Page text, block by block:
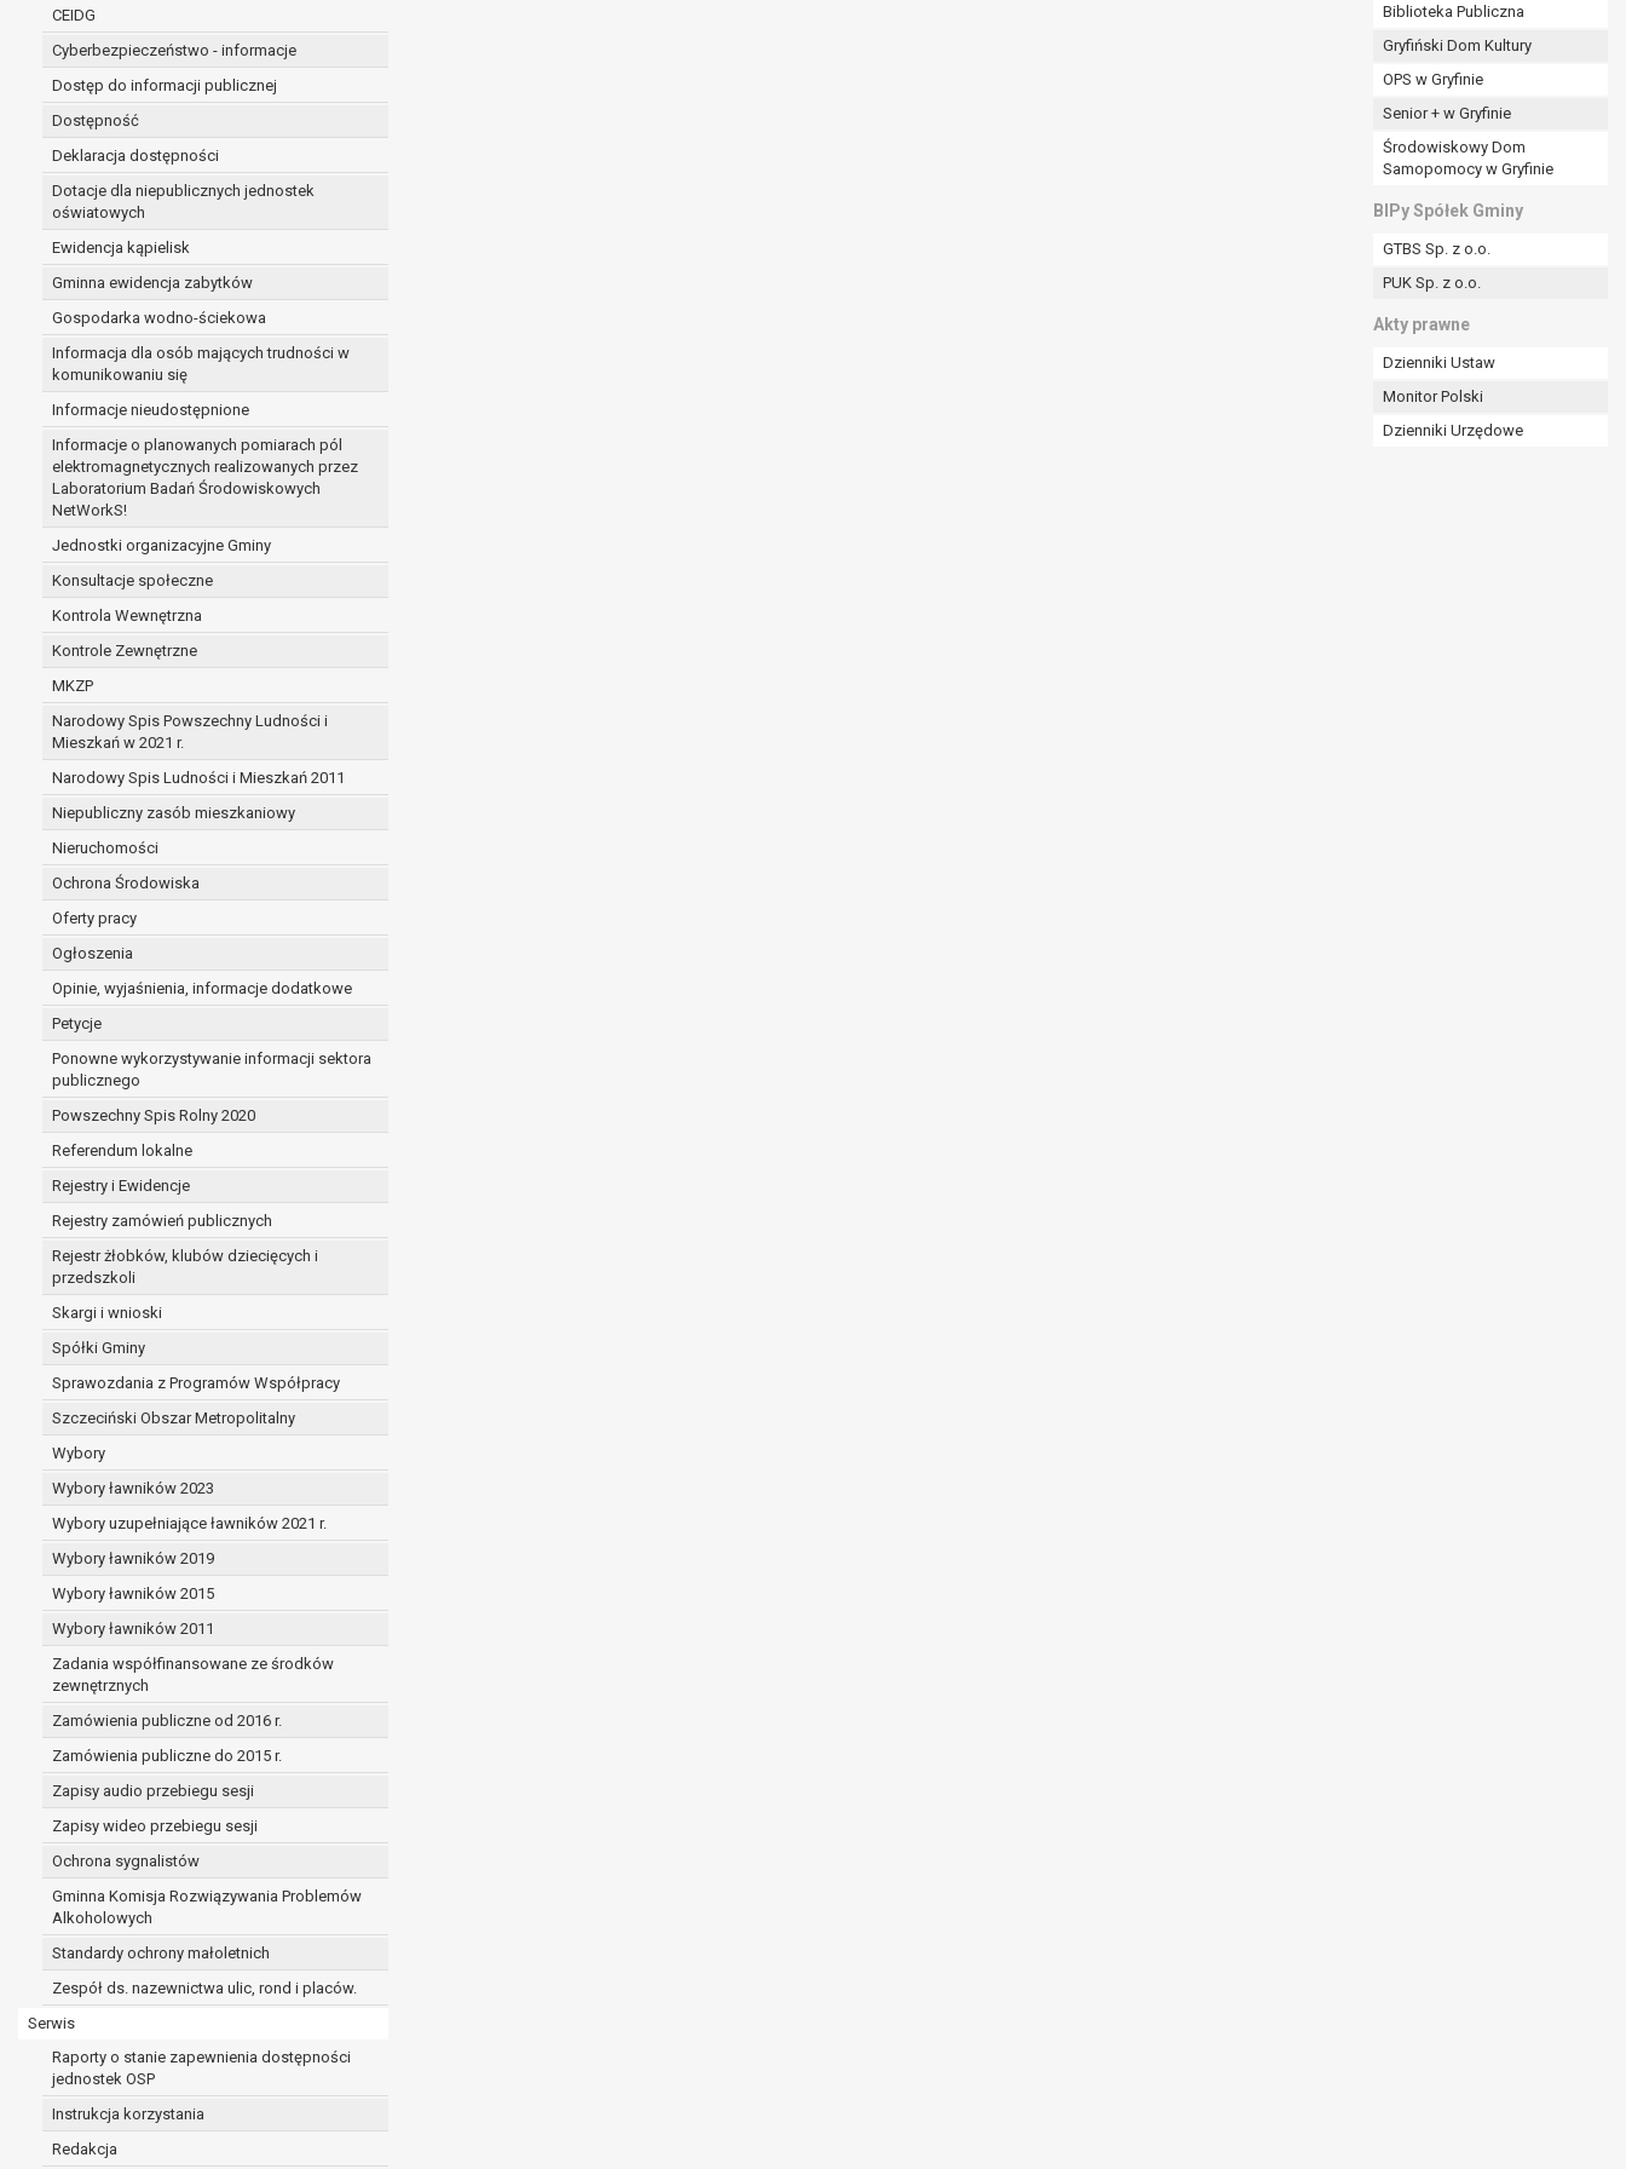
CEIDG
Cyberbezpieczeństwo - informacje
Dostęp do informacji publicznej
Dostępność
Deklaracja dostępności
Dotacje dla niepublicznych jednostek
oświatowych
Ewidencja kąpielisk
Gminna ewidencja zabytków
Gospodarka wodno-ściekowa
Informacja dla osób mających trudności w
komunikowaniu się
Informacje nieudostępnione
Informacje o planowanych pomiarach pól
elektromagnetycznych realizowanych przez
Laboratorium Badań Środowiskowych
NetWorkS!
Jednostki organizacyjne Gminy
Konsultacje społeczne
Kontrola Wewnętrzna
Kontrole Zewnętrzne
MKZP
Narodowy Spis Powszechny Ludności i
Mieszkań w 2021 r.
Narodowy Spis Ludności i Mieszkań 2011
Niepubliczny zasób mieszkaniowy
Nieruchomości
Ochrona Środowiska
Oferty pracy
Ogłoszenia
Opinie, wyjaśnienia, informacje dodatkowe
Petycje
Ponowne wykorzystywanie informacji sektora
publicznego
Powszechny Spis Rolny 2020
Referendum lokalne
Rejestry i Ewidencje
Rejestry zamówień publicznych
Rejestr żłobków, klubów dziecięcych i
przedszkoli
Skargi i wnioski
Spółki Gminy
Sprawozdania z Programów Współpracy
Szczeciński Obszar Metropolitalny
Wybory
Wybory ławników 2023
Wybory uzupełniające ławników 2021 r.
Wybory ławników 2019
Wybory ławników 2015
Wybory ławników 2011
Zadania współfinansowane ze środków
zewnętrznych
Zamówienia publiczne od 2016 r.
Zamówienia publiczne do 2015 r.
Zapisy audio przebiegu sesji
Zapisy wideo przebiegu sesji
Ochrona sygnalistów
Gminna Komisja Rozwiązywania Problemów
Alkoholowych
Standardy ochrony małoletnich
Zespół ds. nazewnictwa ulic, rond i placów.
Serwis
Raporty o stanie zapewnienia dostępności
jednostek OSP
Instrukcja korzystania
Redakcja
Biblioteka Publiczna
Gryfiński Dom Kultury
OPS w Gryfinie
Senior + w Gryfinie
Środowiskowy Dom
Samopomocy w Gryfinie
BIPy Spółek Gminy
GTBS Sp. z o.o.
PUK Sp. z o.o.
Akty prawne
Dzienniki Ustaw
Monitor Polski
Dzienniki Urzędowe
administratorowi bądź
niezbędność przetwarzania do celów wynikających z prawnie uzasadnionych interesów realizowanych przez administratora lub przez stronę trzecią.
Z przyczyn związanych z Pani/Pana szczególną sytuacją. W razie wniesienia sprzeciwu, administrator nie może już przetwarzać tych danych osobowych, chyba że wykaże
on istnienie ważnych prawnie uzasadnionych podstaw do przetwarzania, nadrzędnych wobec interesów, praw i wolności osoby, której dane dotyczą, lub podstaw do
ustalenia, dochodzenia lub obrony roszczeń.
W przypadku gdy przetwarzanie danych osobowych odbywa się na podstawie zgody osoby na przetwarzanie danych osobowych (art. 6 ust. 1 lit a RODO), przysługuje Pani/Panu
prawo do cofnięcia tej zgody w dowolnym momencie. Cofnięcie to nie ma wpływu na zgodność przetwarzania, którego dokonano na podstawie zgody przed jej cofnięciem.
Przysługuje Pani/Panu prawo wniesienia skargi do organu nadzorczego na niezgodne z prawem przetwarzanie Pani/Pana danych osobowych przez administratora.
Organem właściwym do wniesienia skargi jest Prezes Urzędu Ochrony Danych Osobowych.
W zależności od sfery, w której przetwarzane są dane osobowe, podanie danych osobowych jest dobrowolne albo jest wymogiem ustawowym lub umownym.
Pani/Pana dane nie będą poddawane zautomatyzowanemu podejmowaniu decyzji, w tym również profilowaniu.